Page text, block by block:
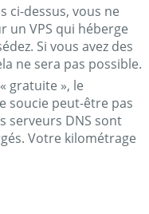
ci-dessus, vous ne
un VPS qui héberge
Si vous avez des
ne sera pas possible.
gratuite », le
soucie peut-être pas
serveurs DNS sont
Votre kilométrage